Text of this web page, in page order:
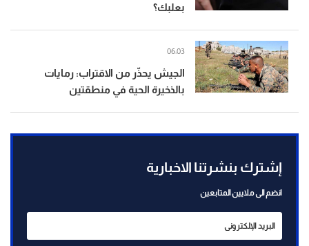
بعلبك؟
الجيش يحذّر من الاقتراب: رمايات
بالذخيرة الحية في منطقتين
06:03
إشترك بنشرتنا الاخبارية
انضم الى ملايين المتابعين